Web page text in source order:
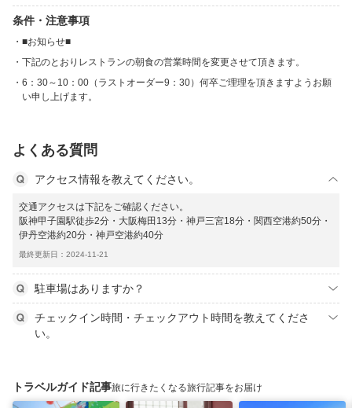
条件・注意事項
■お知らせ■
下記のとおりレストランの朝食の営業時間を変更させて頂きます。
6：30～10：00（ラストオーダー9：30）何卒ご理理を頂きますようお願
い申し上げます。
よくある質問
アクセス情報を教えてください。
交通アクセスは下記をご確認ください。
阪神甲子園駅徒歩2分・大阪梅田13分・神戸三宮18分・関西空港約50分・
伊丹空港約20分・神戸空港約40分
最終更新日：2024-11-21
駐車場はありますか？
チェックイン時間・チェックアウト時間を教えてくださ
い。
トラベルガイド記事旅に行きたくなる旅行記事をお届け